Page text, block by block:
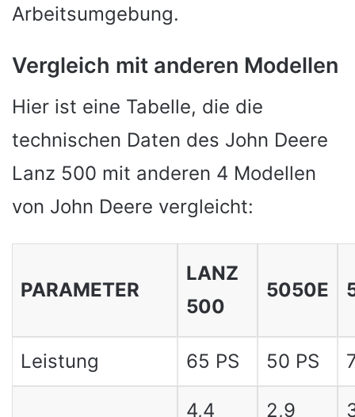
Arbeitsumgebung.
Vergleich mit anderen Modellen
Hier ist eine Tabelle, die die
technischen Daten des John Deere
Lanz 500 mit anderen 4 Modellen
von John Deere vergleicht:
PARAMETER
LANZ
500
5050E
Leistung 65 PS 50 PS
4,4
2,9